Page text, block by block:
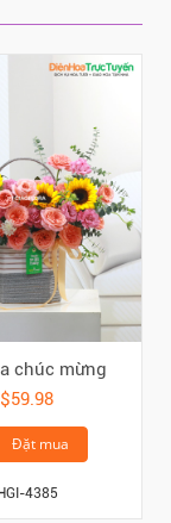
chúc mừng
$59.98
Đặt mua
HGI-4385